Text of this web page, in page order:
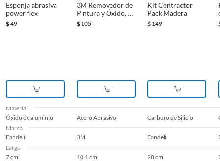
Esponja abrasiva
power flex
$49
3M Removedor de
Pintura y Óxido, 1
Pieza
$ 105
Kit Contractor
Pack Madera
$ 149
Material
Óxido de aluminio
Acero Abrasivo Carburo de Silicio
Marca
Fandeli
3M Fandeli
Largo
7 cm
10.1 cm 28 cm